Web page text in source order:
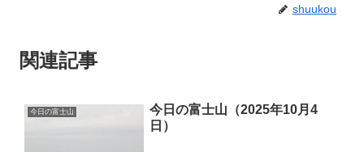
shuukou
関連記事
今日の富士山
今日の富士山（2025年10月4
日）